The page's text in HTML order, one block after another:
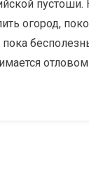
пустоши.
огород,